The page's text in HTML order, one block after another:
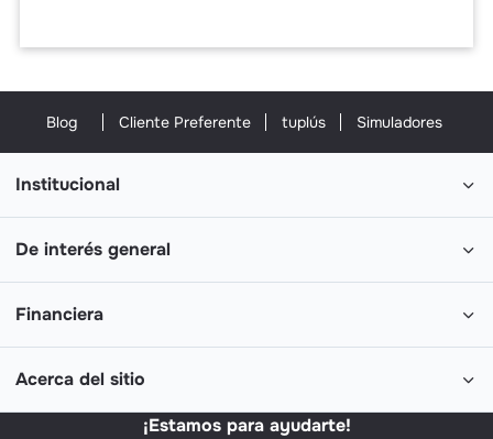
Blog Cliente Preferente tuplús Simuladores
Institucional
De interés general
Financiera
Acerca del sitio
¡Estamos para ayudarte!